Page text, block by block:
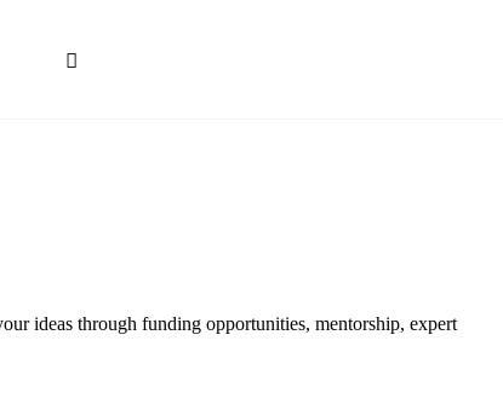
ideas through funding opportunities, mentorship, expert